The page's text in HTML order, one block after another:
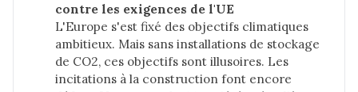
contre les exigences de l'UE
L'Europe s'est fixé des objectifs climatiques
ambitieux. Mais sans installations de stockage
de CO2, ces objectifs sont illusoires. Les
incitations à la construction font encore